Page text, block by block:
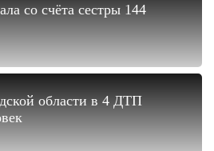
со счёта сестры 144
области в 4 ДТП